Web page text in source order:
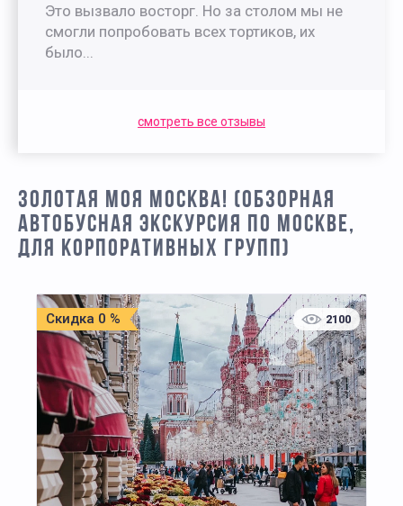
Это вызвало восторг. Но за столом мы не
смогли попробовать всех тортиков, их
было...
смотреть все отзывы
ЗОЛОТАЯ МОЯ МОСКВА! (ОБЗОРНАЯ
АВТОБУСНАЯ ЭКСКУРСИЯ ПО МОСКВЕ,
ДЛЯ КОРПОРАТИВНЫХ ГРУПП)
Скидка 0 % 2100